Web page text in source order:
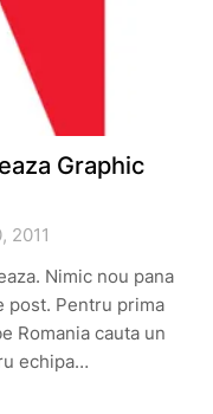
Graphic
2011
Nimic nou pana
post. Pentru prima
Romania cauta un
echipa…